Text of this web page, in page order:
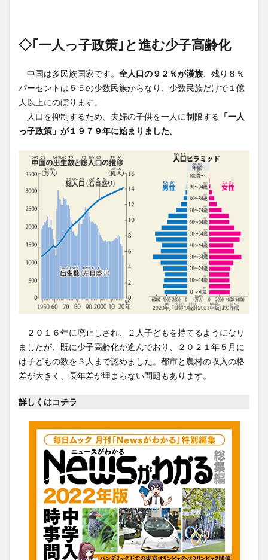
◇｢一人っ子政策｣と進む少子高齢化
中国は多民族国家です。 全人口の９２％が漢族 、残り８％
パーセントは５５の少数民族からなり、少数民族だけで１億
人以上にのぼります。
人口を抑制するため、夫婦の子供を一人に制限する 「一人
っ子政策」が１９７９年に始まりました。
２０１６年に廃止しされ、２人子どもを持てるようになり
ましたが、既に少子高齢化が進んでおり、２０２１年５月に
は子どもの数を３人まで認めました。都市と農村の収入の格
差が大きく、長年差が埋まらない問題もあります。
詳しくはコチラ